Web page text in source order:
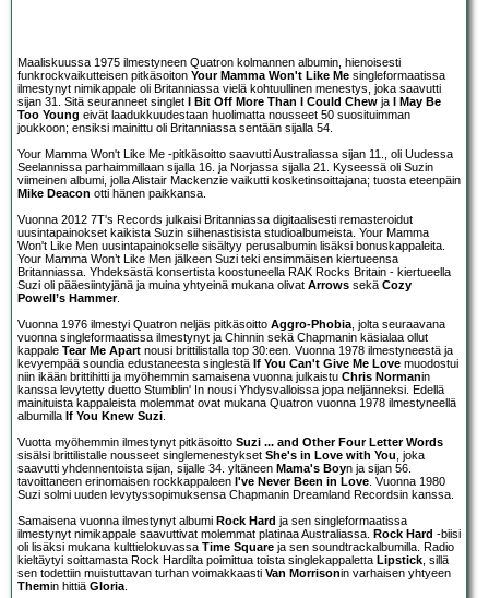
Maaliskuussa 1975 ilmestyneen Quatron kolmannen albumin, hienoisesti
funkrockvaikutteisen pitkäsoiton Your Mamma Won't Like Me singleformaatissa
ilmestynyt nimikappale oli Britanniassa vielä kohtuullinen menestys, joka saavutti
sijan 31. Sitä seuranneet singlet
I Bit Off More Than I Could Chew ja
I May Be
Too Young eivät laadukkuudestaan huolimatta nousseet 50 suosituimman
joukkoon; ensiksi mainittu oli Britanniassa sentään sijalla 54.
Your Mamma Won't Like Me -pitkäsoitto saavutti Australiassa sijan 11., oli Uudessa
Seelannissa parhaimmillaan sijalla 16. ja Norjassa sijalla 21. Kyseessä oli Suzin
viimeinen albumi, jolla Alistair Mackenzie vaikutti kosketinsoittajana; tuosta eteenpäin
Mike Deacon otti hänen paikkansa.
Vuonna 2012 7T's Records julkaisi Britanniassa digitaalisesti remasteroidut
uusintapainokset kaikista Suzin siihenastisista studioalbumeista. Your Mamma
Won't Like Men uusintapainokselle sisältyy perusalbumin lisäksi bonuskappaleita.
Your Mamma Won’t Like Men jälkeen Suzi teki ensimmäisen kiertueensa
Britanniassa. Yhdeksästä konsertista koostuneella RAK Rocks Britain - kiertueella
Suzi oli pääesiintyjänä ja muina yhtyeinä mukana olivat Arrows sekä Cozy
Powell’s Hammer.
Vuonna 1976 ilmestyi Quatron neljäs pitkäsoitto Aggro-Phobia, jolta seuraavana
vuonna singleformaatissa ilmestynyt ja Chinnin sekä Chapmanin käsialaa ollut
kappale Tear Me Apart nousi brittilistalla top 30:een. Vuonna 1978 ilmestyneestä ja
kevyempää soundia edustaneesta singlestä If You Can't Give Me Love muodostui
niin ikään brittihitti ja myöhemmin samaisena vuonna julkaistu Chris Normanin
kanssa levytetty duetto Stumblin' In nousi Yhdysvalloissa jopa neljänneksi. Edellä
mainituista kappaleista molemmat ovat mukana Quatron vuonna 1978 ilmestyneellä
albumilla If You Knew Suzi.
Vuotta myöhemmin ilmestynyt pitkäsoitto Suzi ... and Other Four Letter Words
sisälsi brittilistalle nousseet singlemenestykset She's in Love with You, joka
saavutti yhdennentoista sijan, sijalle 34. yltäneen Mama's Boyn ja sijan 56.
tavoittaneen erinomaisen rockkappaleen I've Never Been in Love. Vuonna 1980
Suzi solmi uuden levytyssopimuksensa Chapmanin Dreamland Recordsin kanssa.
Samaisena vuonna ilmestynyt albumi Rock Hard ja sen singleformaatissa
ilmestynyt nimikappale saavuttivat molemmat platinaa Australiassa. Rock Hard -biisi
oli lisäksi mukana kulttielokuvassa Time Square ja sen soundtrackalbumilla. Radio
kieltäytyi soittamasta Rock Hardilta poimittua toista singlekappaletta Lipstick, sillä
sen todettiin muistuttavan turhan voimakkaasti Van Morrisonin varhaisen yhtyeen
Themin hittiä Gloria.